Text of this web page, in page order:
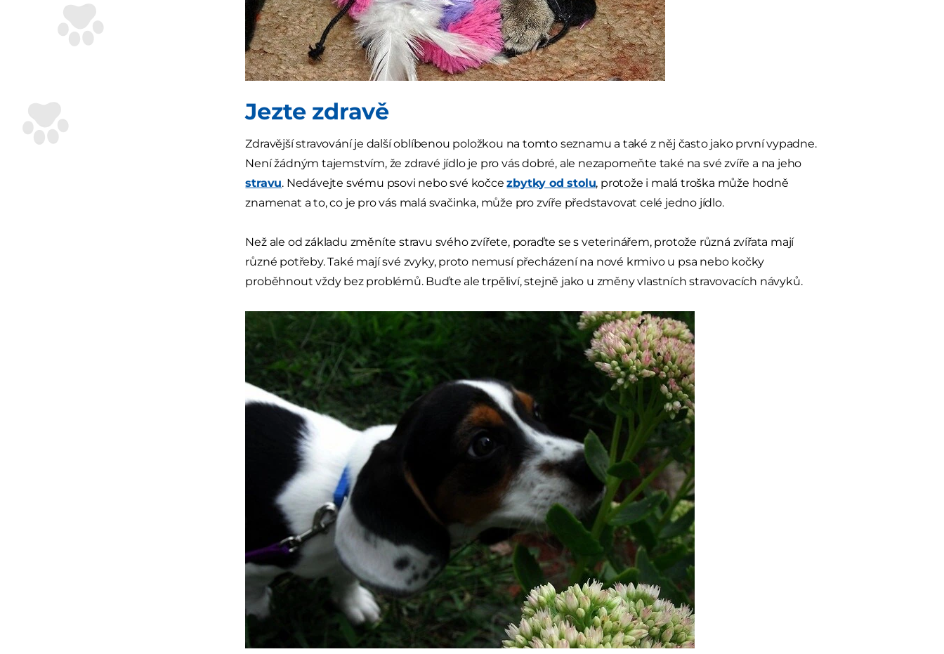
Jezte zdravě
Zdravější stravování je další oblíbenou položkou na tomto seznamu a také z něj často jako první vypadne.
Není žádným tajemstvím, že zdravé jídlo je pro vás dobré, ale nezapomeňte také na své zvíře a na jeho
stravu. Nedávejte svému psovi nebo své kočcezbytky od stolu, protože i malá troška může hodně
znamenat a to, co je pro vás malá svačinka, může pro zvíře představovat celé jedno jídlo.
Než ale od základu změníte stravu svého zvířete, poraďte se s veterinářem, protože různá zvířata mají
různé potřeby. Také mají své zvyky, proto nemusí přecházení na nové krmivo u psa nebo kočky
proběhnout vždy bez problémů. Buďte ale trpěliví, stejně jako u změny vlastních stravovacích návyků.